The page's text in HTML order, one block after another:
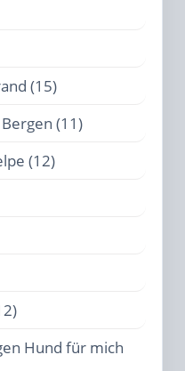
(15)
(11)
(12)
Hund für mich